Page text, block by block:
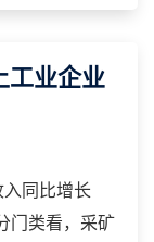
上四类合计增
工业企业
同比增长
门类看，采矿